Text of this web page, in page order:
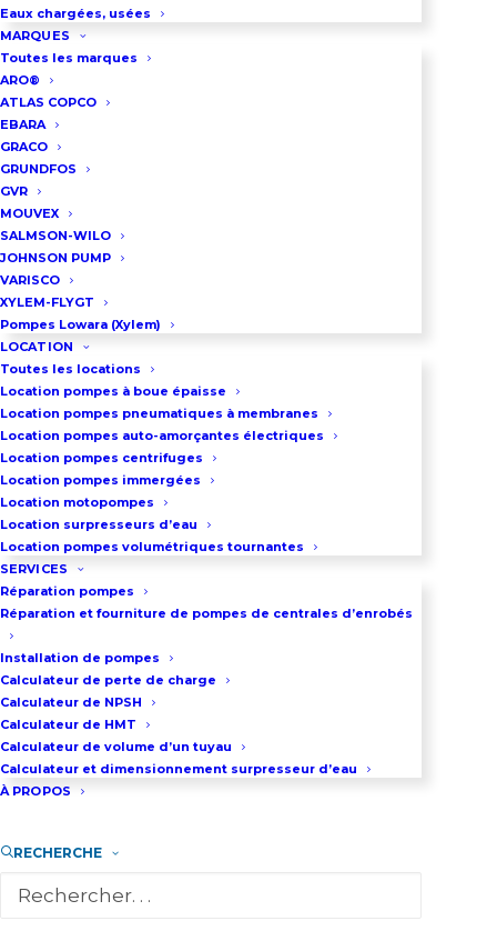
Eaux chargées, usées
MARQUES
Toutes les marques
ARO®
ATLAS COPCO
EBARA
GRACO
GRUNDFOS
GVR
MOUVEX
SALMSON-WILO
JOHNSON PUMP
VARISCO
XYLEM-FLYGT
Pompes Lowara (Xylem)
LOCATION
Toutes les locations
Location pompes à boue épaisse
Location pompes pneumatiques à membranes
Location pompes auto-amorçantes électriques
Location pompes centrifuges
Location pompes immergées
Location motopompes
Location surpresseurs d’eau
Location pompes volumétriques tournantes
SERVICES
Réparation pompes
Réparation et fourniture de pompes de centrales d’enrobés
Installation de pompes
Calculateur de perte de charge
Calculateur de NPSH
Calculateur de HMT
Calculateur de volume d’un tuyau
Calculateur et dimensionnement surpresseur d’eau
À PROPOS
RECHERCHE
Homologué pour les applications
d’eau potable.
Pression maxi : 12 bar
Description du système
Le groupe de surpression
automatique série GS est
configuré avec 2 à 3 pompes
multicellulaires verticales e-SV. Ce
pour garantir une robustesse
mécanique maximale. Le pilotage
est assuré par un contrôleur
électronique SM30 qui automatise
l’ensemble du processus.
L’installation est facilitée par un
usine. Ce matériel est entièrement
gestion technique du bâtiment via
une liaison Modbus. Il bénéficie
des homologations ACS, WRAS et
D.M. 174 pour les applications liées
pour une hauteur manométrique